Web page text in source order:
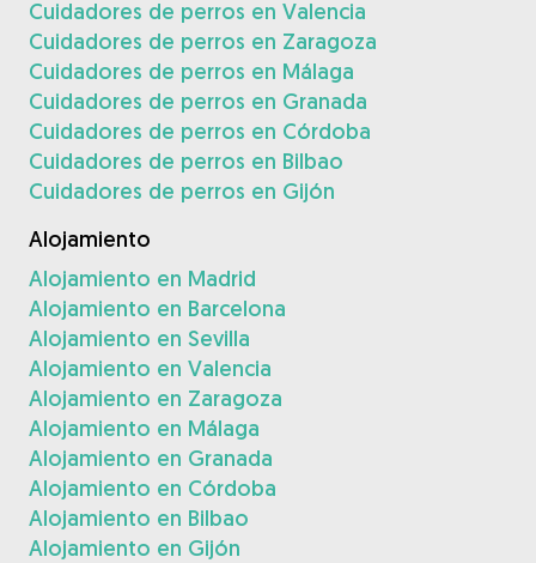
Cuidadores de perros en Valencia
Cuidadores de perros en Zaragoza
Cuidadores de perros en Málaga
Cuidadores de perros en Granada
Cuidadores de perros en Córdoba
Cuidadores de perros en Bilbao
Cuidadores de perros en Gijón
Alojamiento
Alojamiento en Madrid
Alojamiento en Barcelona
Alojamiento en Sevilla
Alojamiento en Valencia
Alojamiento en Zaragoza
Alojamiento en Málaga
Alojamiento en Granada
Alojamiento en Córdoba
Alojamiento en Bilbao
Alojamiento en Gijón